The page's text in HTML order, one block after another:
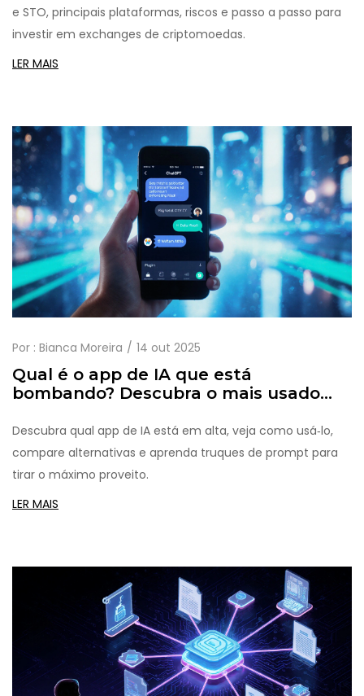
e STO, principais plataformas, riscos e passo a passo para
investir em exchanges de criptomoedas.
LER MAIS
Por : Bianca Moreira 14 out 2025
Qual é o app de IA que está
bombando? Descubra o mais usado
Descubra qual app de IA está em alta, veja como usá‑lo,
compare alternativas e aprenda truques de prompt para
tirar o máximo proveito.
LER MAIS